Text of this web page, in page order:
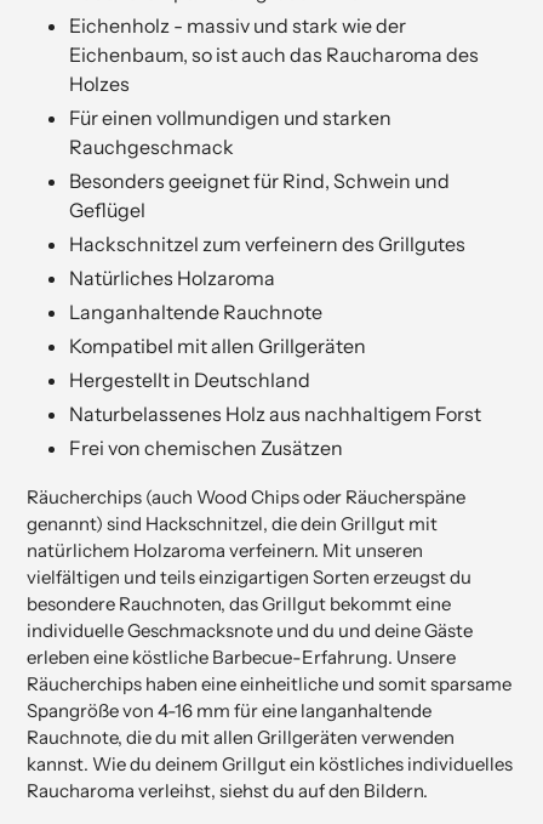
Eichenholz - massiv und stark wie der
Eichenbaum, so ist auch das Raucharoma des
Holzes
Für einen vollmundigen und starken
Rauchgeschmack
Besonders geeignet für Rind, Schwein und
Geflügel
Hackschnitzel zum verfeinern des Grillgutes
Natürliches Holzaroma
Langanhaltende Rauchnote
Kompatibel mit allen Grillgeräten
Hergestellt in Deutschland
Naturbelassenes Holz aus nachhaltigem Forst
Frei von chemischen Zusätzen
Räucherchips (auch Wood Chips oder Räucherspäne
genannt) sind Hackschnitzel, die dein Grillgut mit
natürlichem Holzaroma verfeinern. Mit unseren
vielfältigen und teils einzigartigen Sorten erzeugst du
besondere Rauchnoten, das Grillgut bekommt eine
individuelle Geschmacksnote und du und deine Gäste
erleben eine köstliche Barbecue-Erfahrung. Unsere
Räucherchips haben eine einheitliche und somit sparsame
Spangröße von 4-16 mm für eine langanhaltende
Rauchnote, die du mit allen Grillgeräten verwenden
kannst. Wie du deinem Grillgut ein köstliches individuelles
Raucharoma verleihst, siehst du auf den Bildern.